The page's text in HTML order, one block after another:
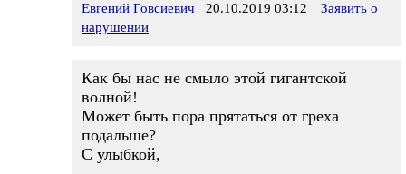
Евгений Говсиевич 20.10.2019 03:12
Заявить о
нарушении
Как бы нас не смыло этой гигантской
волной!
Может быть пора прятаться от греха
подальше?
С улыбкой,